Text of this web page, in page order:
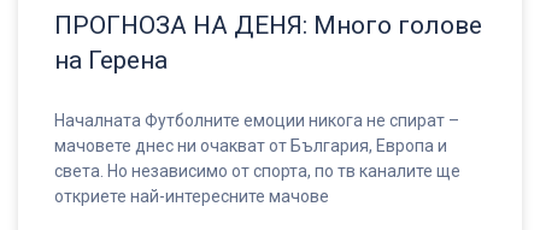
ПРОГНОЗА НА ДЕНЯ: Много голове
на Герена
Началната Футболните емоции никога не спират –
мачовете днес ни очакват от България, Европа и
света. Но независимо от спорта, по тв каналите ще
откриете най-интересните мачове